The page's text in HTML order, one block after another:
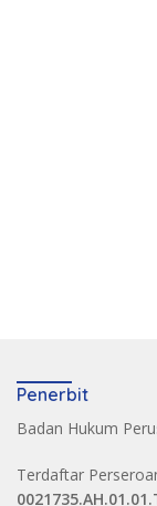
Penerbit
Badan Hukum
Terdaftar